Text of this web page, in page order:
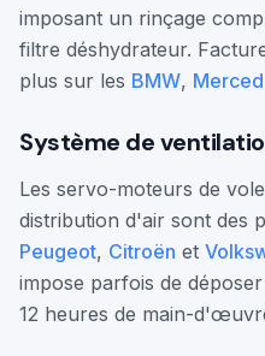
imposant un rinçage
filtre déshydrateur.
plus sur les BMW,
Système de
Les servo-moteurs de
distribution d'air sont des
Peugeot, Citroën et
impose parfois de
12 heures de main-